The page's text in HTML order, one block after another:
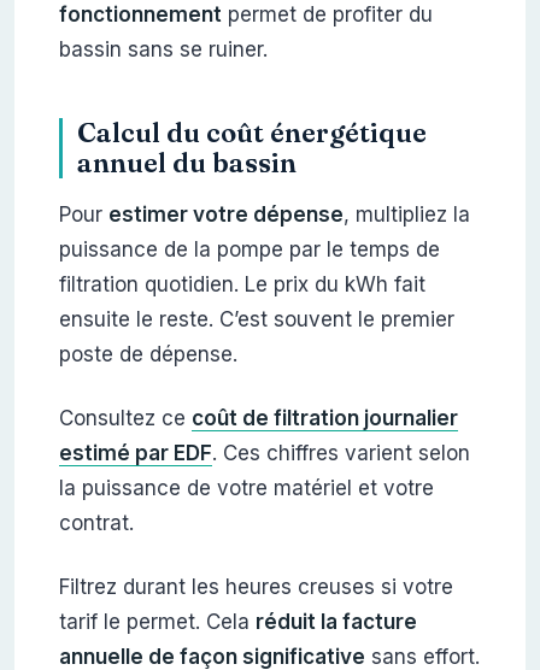
fonctionnement permet de profiter du
bassin sans se ruiner.
Calcul du coût énergétique
annuel du bassin
Pour estimer votre dépense, multipliez la
puissance de la pompe par le temps de
filtration quotidien. Le prix du kWh fait
ensuite le reste. C’est souvent le premier
poste de dépense.
Consultez ce coût de filtration journalier
estimé par EDF. Ces chiffres varient selon
la puissance de votre matériel et votre
contrat.
Filtrez durant les heures creuses si votre
tarif le permet. Cela réduit la facture
annuelle de façon significative sans effort.